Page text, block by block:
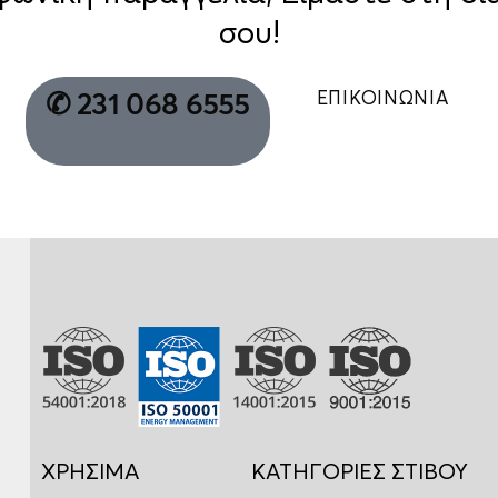
σου!
✆ 231 068 6555 ΕΠΙΚΟΙΝΩΝΙΑ
ΧΡΗΣΙΜΑ ΚΑΤΗΓΟΡΙΕΣ ΣΤΙΒΟΥ